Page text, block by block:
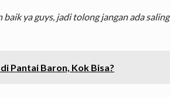
ya guys, jadi tolong jangan ada saling
Pantai Baron, Kok Bisa?